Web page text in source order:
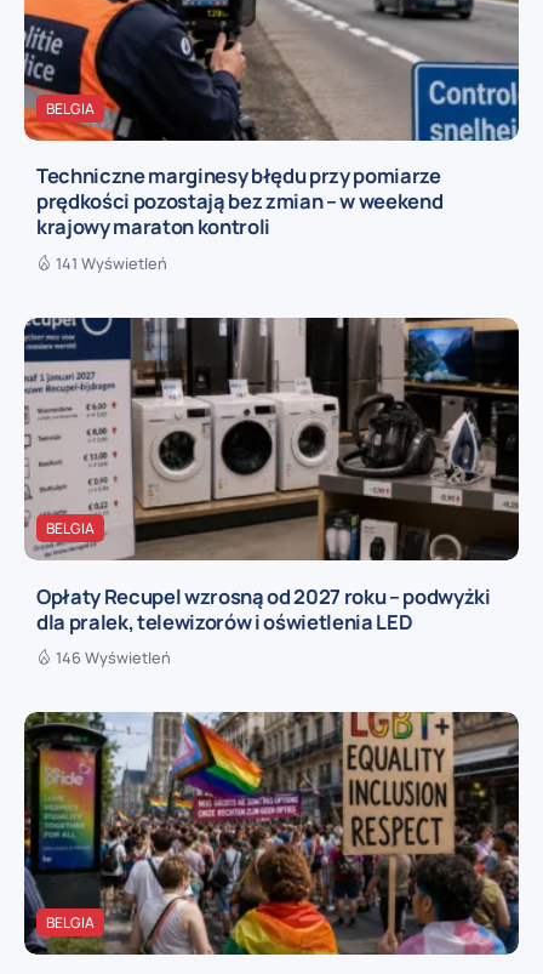
BELGIA
Techniczne marginesy błędu przy pomiarze
prędkości pozostają bez zmian – w weekend
krajowy maraton kontroli
141 Wyświetleń
BELGIA
Opłaty Recupel wzrosną od 2027 roku – podwyżki
dla pralek, telewizorów i oświetlenia LED
146 Wyświetleń
BELGIA